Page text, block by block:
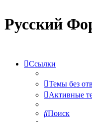
Русский
Ссылки
Темы без
Активные
Поиск